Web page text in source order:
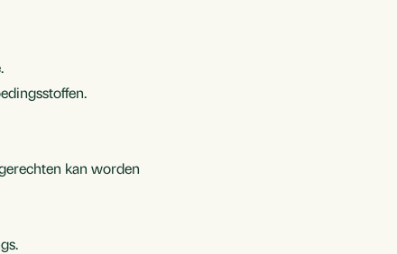
kan worden